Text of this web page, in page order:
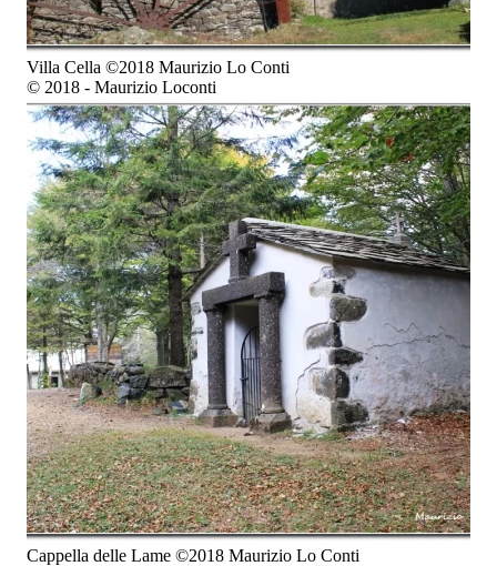
Villa Cella ©2018 Maurizio Lo Conti
© 2018 - Maurizio Loconti
Cappella delle Lame ©2018 Maurizio Lo Conti